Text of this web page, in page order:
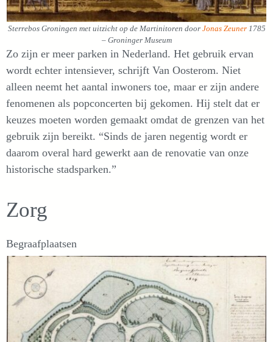
Sterrebos Groningen met uitzicht op de Martinitoren door Jonas Zeuner1785
– Groninger Museum
Zo zijn er meer parken in Nederland. Het gebruik ervan
wordt echter intensiever, schrijft Van Oosterom. Niet
alleen neemt het aantal inwoners toe, maar er zijn andere
fenomenen als popconcerten bij gekomen. Hij stelt dat er
keuzes moeten worden gemaakt omdat de grenzen van het
gebruik zijn bereikt. “Sinds de jaren negentig wordt er
daarom overal hard gewerkt aan de renovatie van onze
historische stadsparken.”
Zorg
Begraafplaatsen